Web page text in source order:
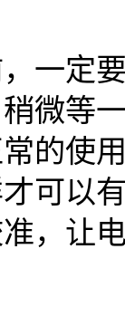
一定
微等
的使
可以
，让